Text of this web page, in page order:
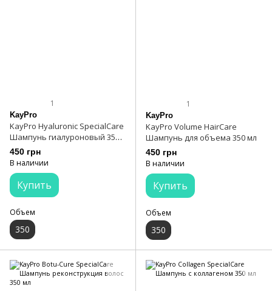
1
KayPro
KayPro Hyaluronic SpecialCare
Шампунь гиалуроновый 350
мл
450 грн
В наличии
Купить
Объем
350
1
KayPro
KayPro Volume HairCare
Шампунь для объема 350 мл
450 грн
В наличии
Купить
Объем
350